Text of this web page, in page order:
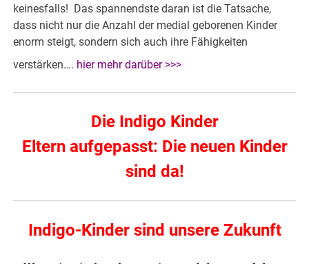
keinesfalls! Das spannendste daran ist die Tatsache,
dass nicht nur die Anzahl der medial geborenen Kinder
enorm steigt, sondern sich auch ihre Fähigkeiten
verstärken…. hier mehr darüber >>>
Die Indigo Kinder
Eltern aufgepasst: Die neuen Kinder
sind da!
Indigo-Kinder sind unsere Zukunft